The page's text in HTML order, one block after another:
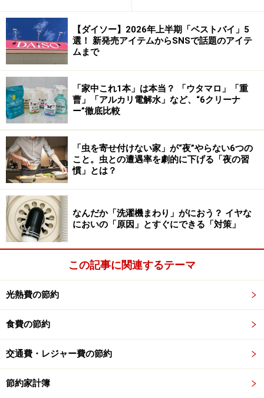
ズボラ家事回答：「食器洗いは1日1回」
1日1回しかお皿洗いをしません。夕飯後は水に
浸けて、朝全部洗います。朝食後にリセット、
昼食は適当に食べて、夕飯はきれいな状態から
のスタートです。
どんな家事も、複数回に分けるより1回にまとめて行う
方が効率的です。家事を時短する上で、朝まとめて食器
を洗うのはありだといえます。
ただし、食べ終わった食器を全て水を張った洗い桶など
に浸けておくのはおすすめしません。汚れのない部分ま
で汚れを付けてしまうことになるからです。ご飯茶碗の
ように水に浸けておいたほうが汚れ落ちが良いもの以外
ります。
ズボラ家事回答：洗った食器は自然乾燥
洗った食器をすぐ拭かずに自然乾燥させる。
【ダイソー】2026年上半期「ベストバイ」5
選！ 新発売アイテムからSNSで話題のアイテ
ムまで
「家中これ1本」は本当？ 「ウタマロ」「重
曹」「アルカリ電解水」など、“6クリーナ
ー”徹底比較
「虫を寄せ付けない家」が“夜”やらない6つの
こと。虫との遭遇率を劇的に下げる「夜の習
慣」とは？
なんだか「洗濯機まわり」がにおう？ イヤな
においの「原因」とすぐにできる「対策」
この記事に関連するテーマ
光熱費の節約
食費の節約
交通費・レジャー費の節約
節約家計簿